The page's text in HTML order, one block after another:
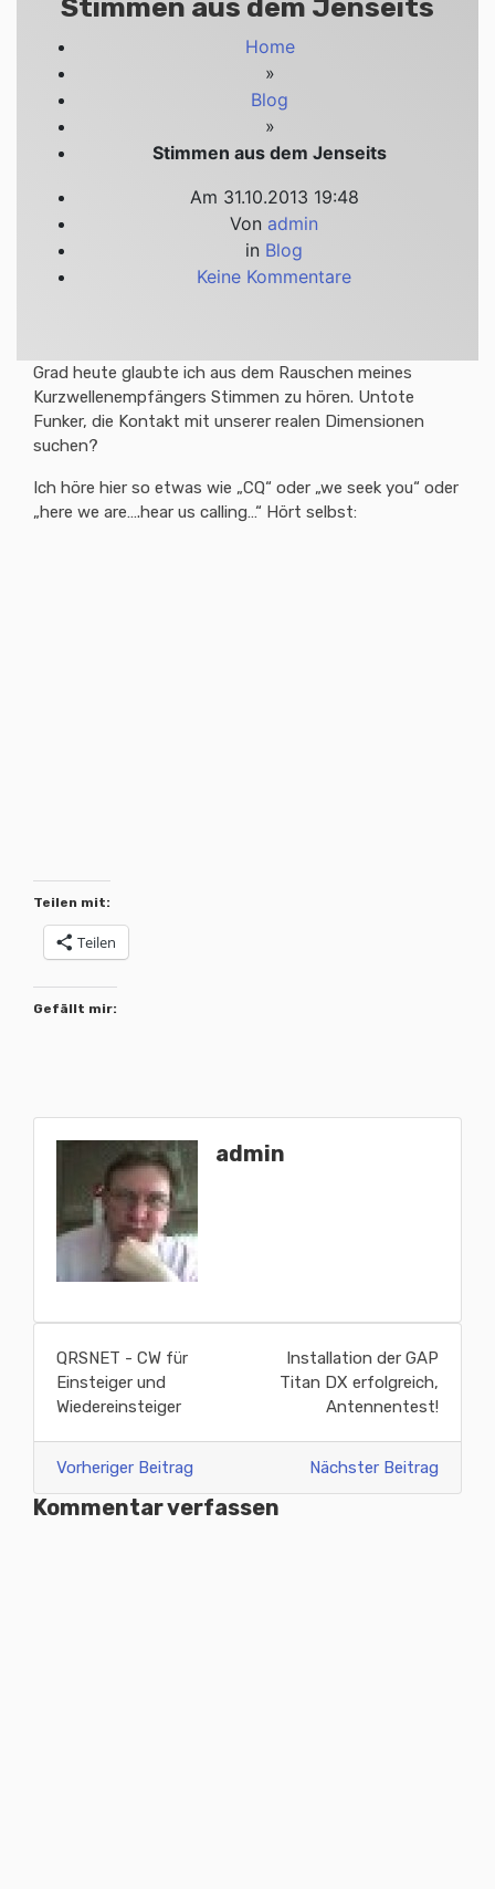
Stimmen aus dem Jenseits
Home
»
Blog
»
Stimmen aus dem Jenseits
Am 31.10.2013 19:48
Von admin
in Blog
Keine Kommentare
Grad heute glaubte ich aus dem Rauschen meines
Kurzwellenempfängers Stimmen zu hören. Untote
Funker, die Kontakt mit unserer realen Dimensionen
suchen?
Ich höre hier so etwas wie „CQ“ oder „we seek you“ oder
„here we are….hear us calling…“ Hört selbst:
Teilen mit:
Teilen
Gefällt mir:
admin
QRSNET - CW für
Einsteiger und
Wiedereinsteiger
Installation der GAP
Titan DX erfolgreich,
Antennentest!
Vorheriger Beitrag Nächster Beitrag
Kommentar verfassen